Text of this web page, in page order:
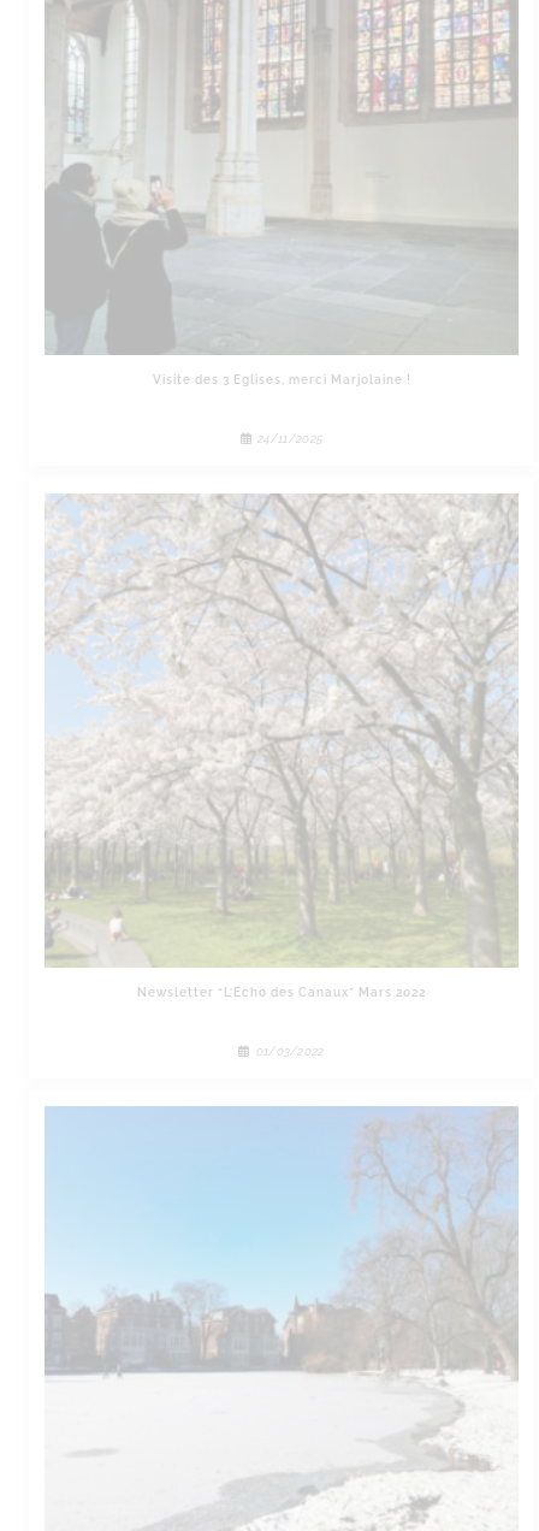
Visite des 3 Eglises, merci Marjolaine !
24/11/2025
Newsletter “L’Echo des Canaux” Mars 2022
01/03/2022